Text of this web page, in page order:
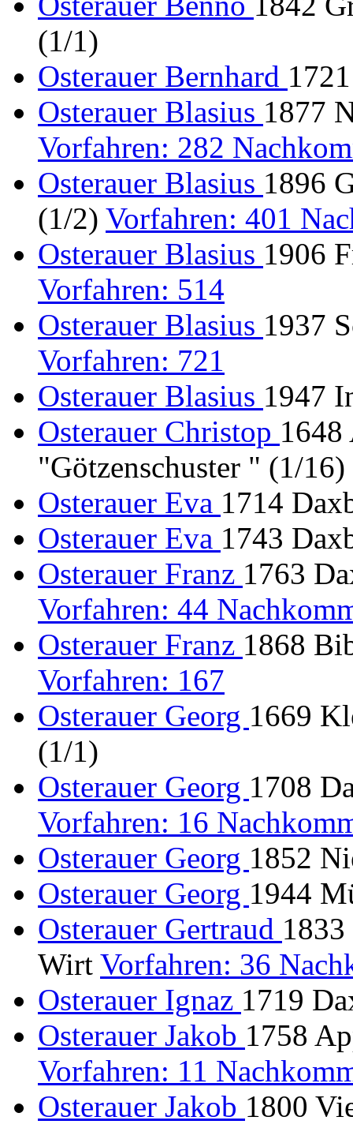
(1/1)
Osterauer Bernhard
Osterauer Blasius 1877
Vorfahren: 282
Osterauer Blasius 1896
(1/2) Vorfahren: 401
Osterauer Blasius 1906
Vorfahren: 514
Osterauer Blasius 1937
Vorfahren: 721
Osterauer Blasius 1947
Osterauer Christop 1648
"Götzenschuster " (1/16)
Osterauer Eva 1714
Osterauer Eva 1743
Osterauer Franz 1763
Vorfahren: 44
Osterauer Franz 1868
Vorfahren: 167
Osterauer Georg 1669
(1/1)
Osterauer Georg 1708
Vorfahren: 16
Osterauer Georg 1852
Osterauer Georg 1944
Osterauer Gertraud
Wirt Vorfahren: 36
Osterauer Ignaz 1719
Osterauer Jakob 1758
Vorfahren: 11
Osterauer Jakob 1800